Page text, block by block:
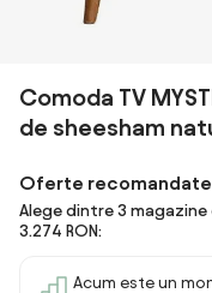
Comoda TV
de sheesham
Oferte recomandate
Alege dintre 3 magazine
3.274 RON:
Acum este un